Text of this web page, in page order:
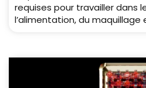
requises pour travailler dans
l’alimentation, du maquillage